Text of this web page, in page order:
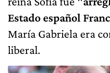
Estado español
María Gabriela era
liberal.